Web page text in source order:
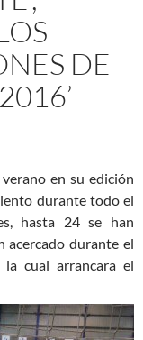
DE
en su edición
durante todo el
hasta 24 se han
acercado durante el
cual arrancara el